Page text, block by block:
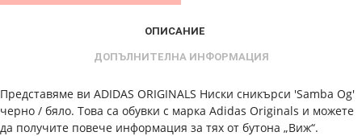
ОПИСАНИЕ
ДОПЪЛНИТЕЛНА ИНФОРМАЦИЯ
Представяме ви ADIDAS ORIGINALS Ниски сникърси 'Samba Og'
черно / бяло. Това са обувки с марка Adidas Originals и можете
да получите повече информация за тях от бутона „Виж“.